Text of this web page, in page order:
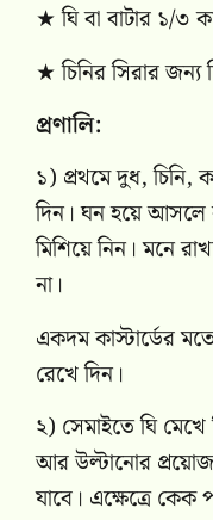
★ ঘি বা বাটার ১/৩
★ চিনির সিরার জন্য
প্রণালি:
১) প্রথমে দুধ, চিনি,
দিন। ঘন হয়ে আসলে
মিশিয়ে নিন। মনে
না।
একদম কাস্টার্ডের
রেখে দিন।
২) সেমাইতে ঘি
আর উল্টানোর
যাবে। এক্ষেত্রে কেক